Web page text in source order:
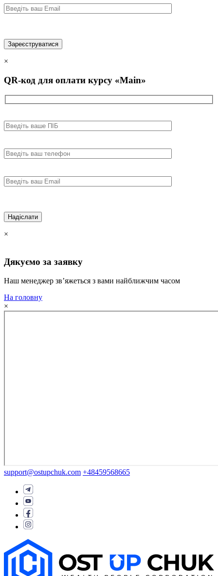
×
QR-код для оплати курсу «Main»
×
Дякуємо за заявку
Наш менеджер зв’яжеться з вами найближчим часом
На головну
×
support@ostupchuk.com +48459568665